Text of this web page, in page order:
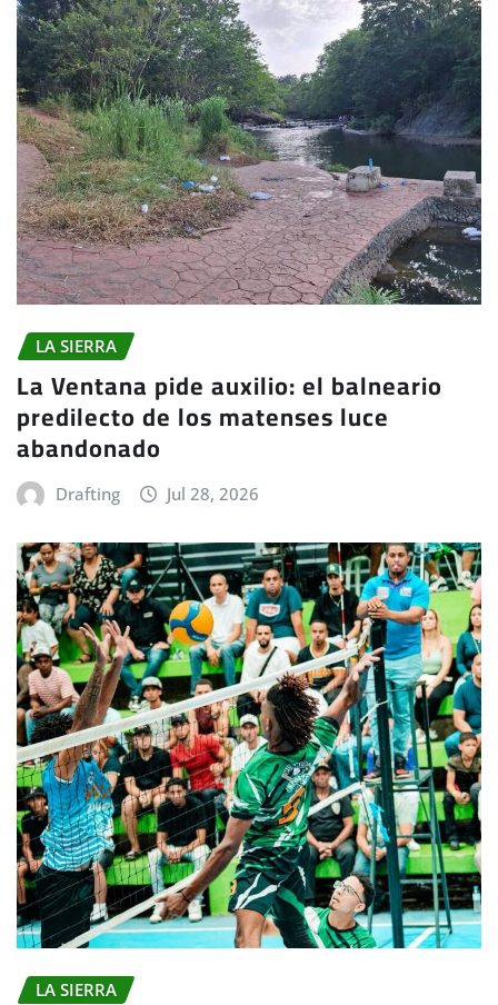
LA SIERRA
La Ventana pide auxilio: el balneario
predilecto de los matenses luce
abandonado
Drafting Jul 28, 2026
LA SIERRA